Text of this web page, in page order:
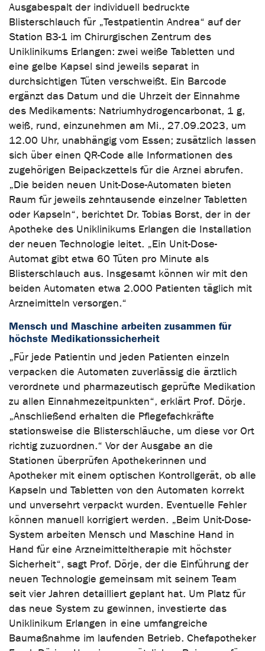
Ausgabespalt der individuell bedruckte
Blisterschlauch für „Testpatientin Andrea“ auf der
Station B3-1 im Chirurgischen Zentrum des
Uniklinikums Erlangen: zwei weiße Tabletten und
eine gelbe Kapsel sind jeweils separat in
durchsichtigen Tüten verschweißt. Ein Barcode
ergänzt das Datum und die Uhrzeit der Einnahme
des Medikaments: Natriumhydrogencarbonat, 1 g,
weiß, rund, einzunehmen am Mi., 27.09.2023, um
12.00 Uhr, unabhängig vom Essen; zusätzlich lassen
sich über einen QR-Code alle Informationen des
zugehörigen Beipackzettels für die Arznei abrufen.
„Die beiden neuen Unit-Dose-Automaten bieten
Raum für jeweils zehntausende einzelner Tabletten
oder Kapseln“, berichtet Dr. Tobias Borst, der in der
Apotheke des Uniklinikums Erlangen die Installation
der neuen Technologie leitet. „Ein Unit-Dose-
Automat gibt etwa 60 Tüten pro Minute als
Blisterschlauch aus. Insgesamt können wir mit den
beiden Automaten etwa 2.000 Patienten täglich mit
Arzneimitteln versorgen.“
Mensch und Maschine arbeiten zusammen für
höchste Medikationssicherheit
„Für jede Patientin und jeden Patienten einzeln
verpacken die Automaten zuverlässig die ärztlich
verordnete und pharmazeutisch geprüfte Medikation
zu allen Einnahmezeitpunkten“, erklärt Prof. Dörje.
„Anschließend erhalten die Pflegefachkräfte
stationsweise die Blisterschläuche, um diese vor Ort
richtig zuzuordnen.“ Vor der Ausgabe an die
Stationen überprüfen Apothekerinnen und
Apotheker mit einem optischen Kontrollgerät, ob alle
Kapseln und Tabletten von den Automaten korrekt
und unversehrt verpackt wurden. Eventuelle Fehler
können manuell korrigiert werden. „Beim Unit-Dose-
System arbeiten Mensch und Maschine Hand in
Hand für eine Arzneimitteltherapie mit höchster
Sicherheit“, sagt Prof. Dörje, der die Einführung der
neuen Technologie gemeinsam mit seinem Team
seit vier Jahren detailliert geplant hat. Um Platz für
das neue System zu gewinnen, investierte das
Uniklinikum Erlangen in eine umfangreiche
Baumaßnahme im laufenden Betrieb. Chefapotheker